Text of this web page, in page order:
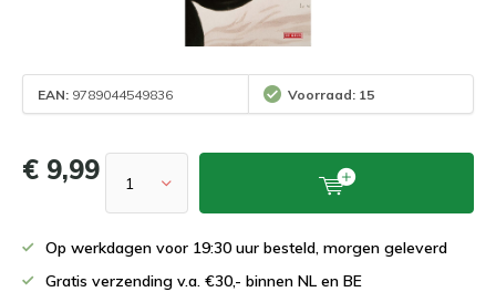
EAN: 9789044549836 Voorraad: 15
€ 9,99
Op werkdagen voor 19:30 uur besteld, morgen geleverd
Gratis verzending v.a. €30,- binnen NL en BE